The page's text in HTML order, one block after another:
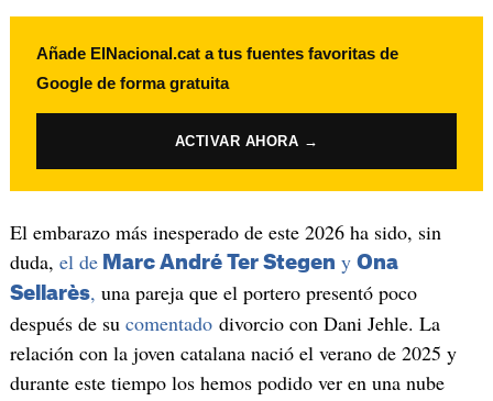
Añade ElNacional.cat a tus fuentes favoritas de
Google de forma gratuita
ACTIVAR AHORA →
El embarazo más inesperado de este 2026 ha sido, sin
duda, el deMarc André Ter Stegen y Ona
Sellarès, una pareja que el portero presentó poco
después de su comentado divorcio con Dani Jehle. La
relación con la joven catalana nació el verano de 2025 y
durante este tiempo los hemos podido ver en una nube